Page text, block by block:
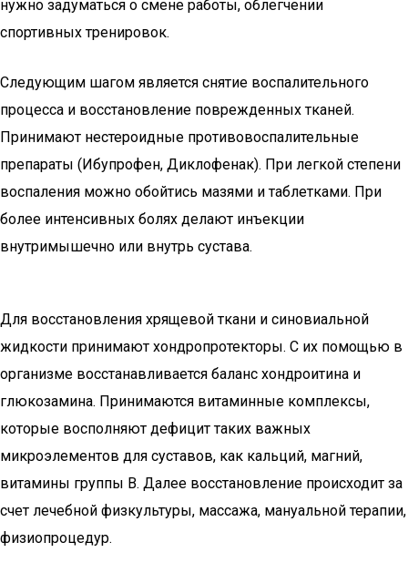
нужно задуматься о смене работы, облегчении
спортивных тренировок.
Следующим шагом является снятие воспалительного
процесса и восстановление поврежденных тканей.
Принимают нестероидные противовоспалительные
препараты (Ибупрофен, Диклофенак). При легкой степени
воспаления можно обойтись мазями и таблетками. При
более интенсивных болях делают инъекции
внутримышечно или внутрь сустава.
Для восстановления хрящевой ткани и синовиальной
жидкости принимают хондропротекторы. С их помощью в
организме восстанавливается баланс хондроитина и
глюкозамина. Принимаются витаминные комплексы,
которые восполняют дефицит таких важных
микроэлементов для суставов, как кальций, магний,
витамины группы В. Далее восстановление происходит за
счет лечебной физкультуры, массажа, мануальной терапии,
физиопроцедур.